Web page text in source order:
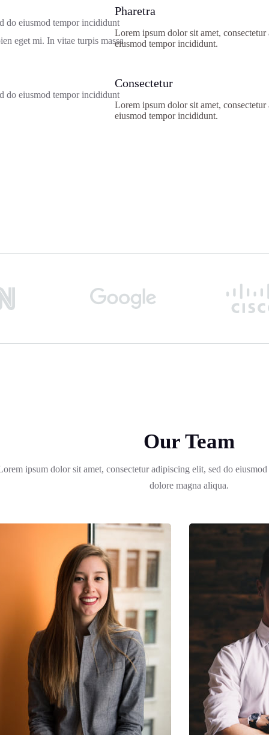
do eiusmod tempor incididunt
eget mi. In vitae turpis massa
do eiusmod tempor incididunt
Pharetra
Lorem ipsum dolor sit amet,
eiusmod tempor incididunt.
Consectetur
Lorem ipsum dolor sit amet,
eiusmod tempor incididunt.
Our Team
ipsum dolor sit amet, consectetur adipiscing elit, sed do
dolore magna aliqua.